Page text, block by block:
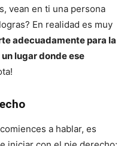
vean en ti una persona
En realidad es muy
adecuadamente para la
lugar donde ese
a hablar, es